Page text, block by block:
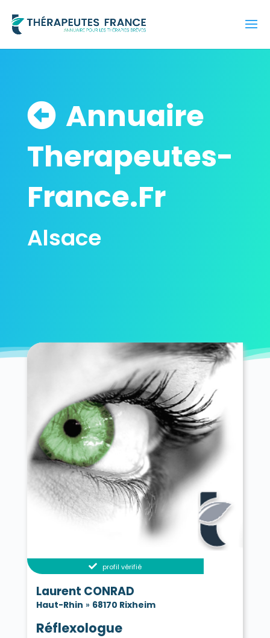
Annuaire
Therapeutes-
France.Fr
Alsace
profil vérifié
Laurent CONRAD
Haut-Rhin » 68170 Rixheim
Réflexologue